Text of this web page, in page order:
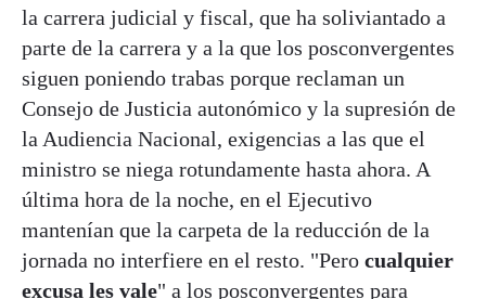
la carrera judicial y fiscal, que ha soliviantado a
parte de la carrera y a la que los posconvergentes
siguen poniendo trabas porque reclaman un
Consejo de Justicia autonómico y la supresión de
la Audiencia Nacional, exigencias a las que el
ministro se niega rotundamente hasta ahora. A
última hora de la noche, en el Ejecutivo
mantenían que la carpeta de la reducción de la
jornada no interfiere en el resto. "Pero cualquier
excusa les vale" a los posconvergentes para